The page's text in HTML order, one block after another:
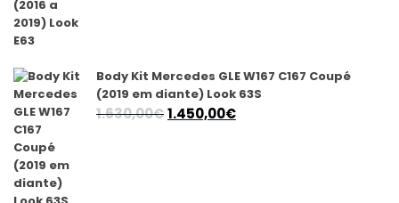
1.175,00€. 1.040,00€.
Body Kit Mercedes GLE W167 C167 Coupé
(2019 em diante) Look 63S
1.630,00€O
1.450,00€O